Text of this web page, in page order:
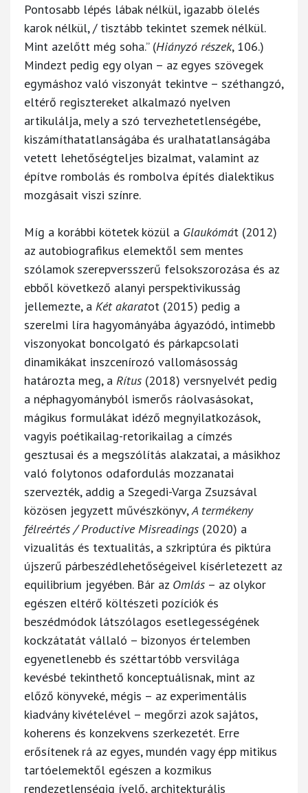
Pontosabb lépés lábak nélkül, igazabb ölelés
karok nélkül, / tisztább tekintet szemek nélkül.
Mint azelőtt még soha.” (Hiányzó részek, 106.)
Mindezt pedig egy olyan – az egyes szövegek
egymáshoz való viszonyát tekintve – széthangzó,
eltérő regisztereket alkalmazó nyelven
artikulálja, mely a szó tervezhetetlenségébe,
kiszámíthatatlanságába és uralhatatlanságába
vetett lehetőségteljes bizalmat, valamint az
építve rombolás és rombolva építés dialektikus
mozgásait viszi színre.
Míg a korábbi kötetek közül a Glaukómát (2012)
az autobiografikus elemektől sem mentes
szólamok szerepversszerű felsokszorozása és az
ebből következő alanyi perspektivikusság
jellemezte, a Két akaratot (2015) pedig a
szerelmi líra hagyományába ágyazódó, intimebb
viszonyokat boncolgató és párkapcsolati
dinamikákat inszcenírozó vallomásosság
határozta meg, a Rítus (2018) versnyelvét pedig
a néphagyományból ismerős ráolvasásokat,
mágikus formulákat idéző megnyilatkozások,
vagyis poétikailag-retorikailag a címzés
gesztusai és a megszólítás alakzatai, a másikhoz
való folytonos odafordulás mozzanatai
szervezték, addig a Szegedi-Varga Zsuzsával
közösen jegyzett művészkönyv, A termékeny
félreértés / Productive Misreadings (2020) a
vizualitás és textualitás, a szkriptúra és piktúra
újszerű párbeszédlehetőségeivel kísérletezett az
equilibrium jegyében. Bár az Omlás – az olykor
egészen eltérő költészeti pozíciók és
beszédmódok látszólagos esetlegességének
kockzátatát vállaló – bizonyos értelemben
egyenetlenebb és széttartóbb versvilága
kevésbé tekinthető konceptuálisnak, mint az
előző könyveké, mégis – az experimentális
kiadvány kivételével – megőrzi azok sajátos,
koherens és konzekvens szerkezetét. Erre
erősítenek rá az egyes, mundén vagy épp mitikus
tartóelemektől egészen a kozmikus
rendezetlenségig ívelő, architekturális